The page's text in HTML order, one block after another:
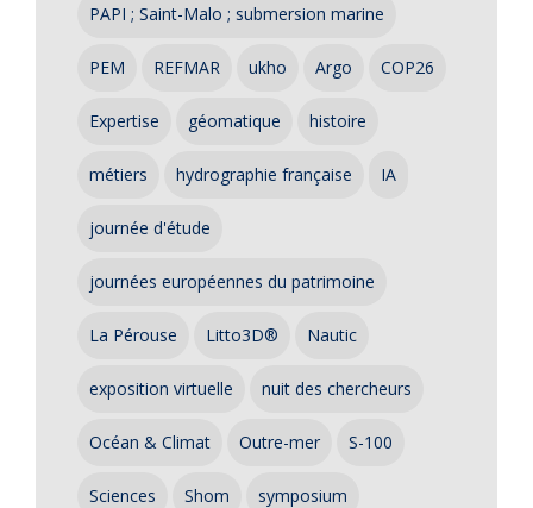
PAPI ; Saint-Malo ; submersion marine
PEM REFMAR ukho Argo COP26
Expertise géomatique histoire
métiers hydrographie française IA
journée d'étude
journées européennes du patrimoine
La Pérouse Litto3D® Nautic
exposition virtuelle nuit des chercheurs
Océan & Climat Outre-mer S-100
Sciences Shom symposium